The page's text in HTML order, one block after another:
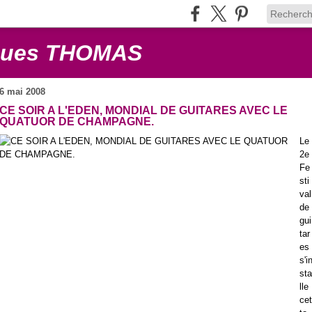
THOMAS
6 mai 2008
CE SOIR A L'EDEN, MONDIAL DE GUITARES AVEC LE
QUATUOR DE CHAMPAGNE.
Le
2e
Fe
sti
val
de
gui
tar
es
s'in
sta
lle
cet